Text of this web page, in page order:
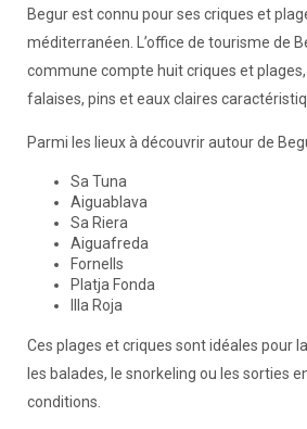
Begur est connu pour ses criques et
méditerranéen. L’office de tourisme de
commune compte huit criques et
falaises, pins et eaux claires
Parmi les lieux à découvrir autour de
Sa Tuna
Aiguablava
Sa Riera
Aiguafreda
Fornells
Platja Fonda
Illa Roja
Ces plages et criques sont idéales pour
les balades, le snorkeling ou les sorties
conditions.